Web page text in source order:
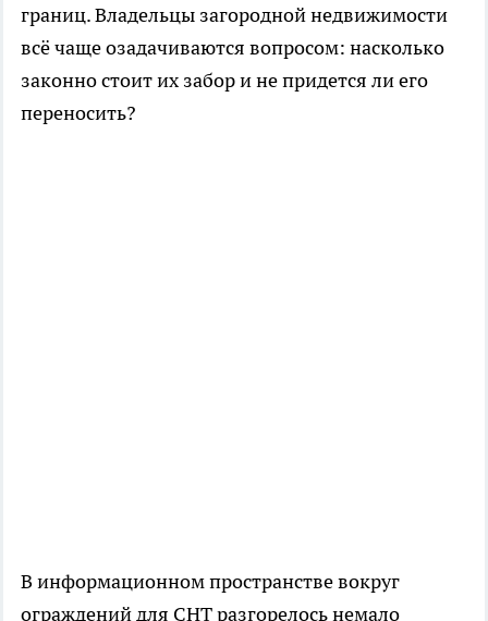
границ. Владельцы загородной недвижимости
всё чаще озадачиваются вопросом: насколько
законно стоит их забор и не придется ли его
переносить?
В информационном пространстве вокруг
ограждений для СНТ разгорелось немало